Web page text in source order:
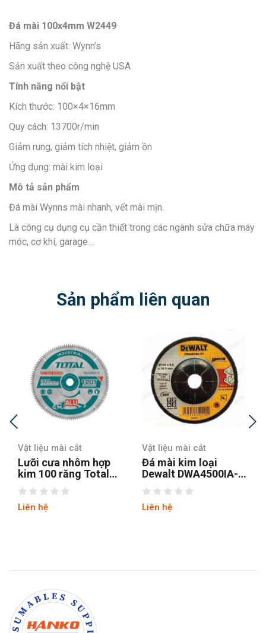
Đá mài 100x4mm W2449
Hãng sản xuất: Wynn’s
Sản xuất theo công nghệ USA
Tính năng nổi bật
Kích thước: 100×4×16mm
Quy cách: 13700r/min
Giảm rung, giảm tích nhiệt, giảm ồn
Ứng dụng: mài kim loại
Mô tả sản phẩm
Đá mài Wynns mài nhanh, vết mài mịn.
Là công cụ dụng cụ cần thiết trong các ngành sửa chữa máy
móc, cơ khí, garage…
Sản phẩm liên quan
Vật liệu mài cắt
Lưỡi cưa nhôm hợp
kim 100 răng Total
TAC2337210 254mm
Liên hệ
Vật liệu mài cắt
Đá mài kim loại
Dewalt DWA4500IA-
B1 100x6x16mm
Liên hệ